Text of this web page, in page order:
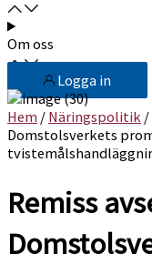
Om oss
Logga in
Hem / Näringspolitik /
Domstolsverkets
Remiss